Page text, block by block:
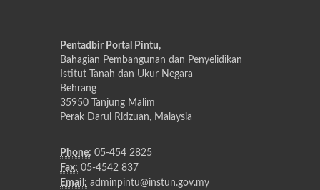
Pentadbir Portal Pintu,
Bahagian Pembangunan dan Penyelidikan
Istitut Tanah dan Ukur Negara
Behrang
35950 Tanjung Malim
Perak Darul Ridzuan, Malaysia
Phone: 05-454 2825
Fax: 05-4542 837
Email: adminpintu@instun.gov.my